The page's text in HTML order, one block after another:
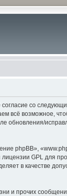
со
всё возможное,
обновления/
phpBB»,
GPL для
в качестве
и прочих